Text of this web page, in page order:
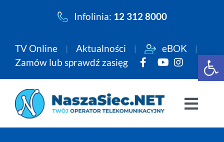
Infolinia: 12 312 8000
TV Online Aktualności
eBOK
Zamów lub sprawdź zasięg